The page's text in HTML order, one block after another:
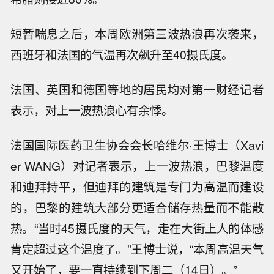
短暂喘息之后，本周欧洲第三波热浪再次袭来，
西班牙和法国的气温再次飙升至40摄氏度。
法国、英国和德国等地的居民均对第一财经记者
表示，对上一波热浪心有余悸。
法国国际医药卫生协会会长哈维尔·王博士（Xavi
er WANG）对记者表示，上一波热浪，巴黎温度
和迪拜持平，但迪拜的建筑是专门为高温而建设
的，巴黎的建筑大部分更适合储存热量而不能散
热。“当时45摄氏度的天气，走在大街上人的体感
肯定超过这个温度了。”王博士说，“本周高温天气
又开始了，要一直持续到下周二（14日）。”